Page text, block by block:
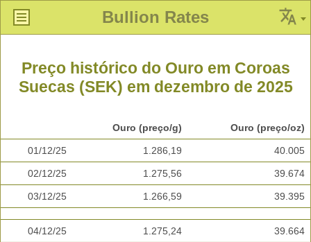
Bullion Rates
Preço histórico do Ouro em Coroas
Suecas (SEK) em dezembro de 2025
Ouro (preço/g) Ouro (preço/oz)
01/12/25 1.286,19 40.005
02/12/25 1.275,56 39.674
03/12/25 1.266,59 39.395
04/12/25 1.275,24 39.664